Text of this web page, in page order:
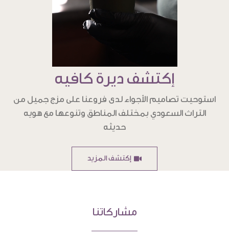
إكتشف ديرة كافيه
استوحيت تصاميم الأجواء لدى فروعنا على مزج جميل من
التراث السعودي بمختلف المناطق وتنوعها مع هويه
حديثه
إكتشف المزيد